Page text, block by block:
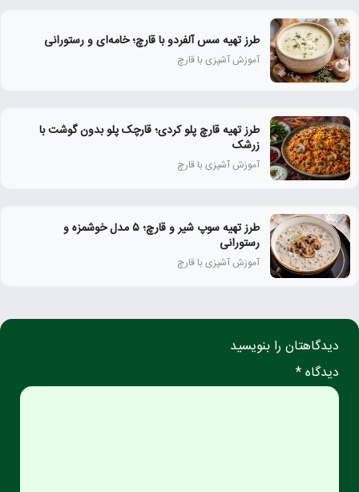
طرز تهیه سس آلفردو با قارچ؛ خامه‌ای و رستورانی
آموزش آشپزی با قارچ
طرز تهیه قارچ پلو کردی؛ قارچک پلو بدون گوشت با
زرشک
آموزش آشپزی با قارچ
طرز تهیه سوپ شیر و قارچ؛ ۵ مدل خوشمزه و
رستورانی
آموزش آشپزی با قارچ
دیدگاهتان را بنویسید
دیدگاه *